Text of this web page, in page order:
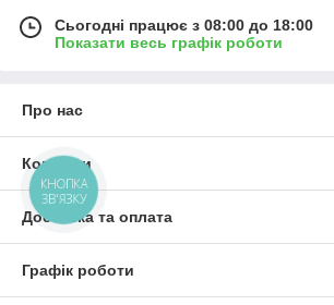
Сьогодні працює з 08:00 до 18:00
Показати весь графік роботи
Про нас
Контакти
Доставка та оплата
Графік роботи
КНОПКА
ЗВ'ЯЗКУ